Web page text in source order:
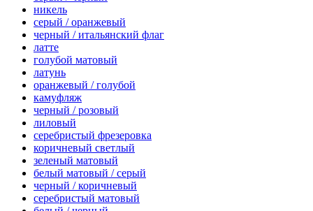
никель
серый / оранжевый
черный / итальянский флаг
латте
голубой матовый
латунь
оранжевый / голубой
камуфляж
черный / розовый
лиловый
серебристый фрезеровка
коричневый светлый
зеленый матовый
белый матовый / серый
черный / коричневый
серебристый матовый